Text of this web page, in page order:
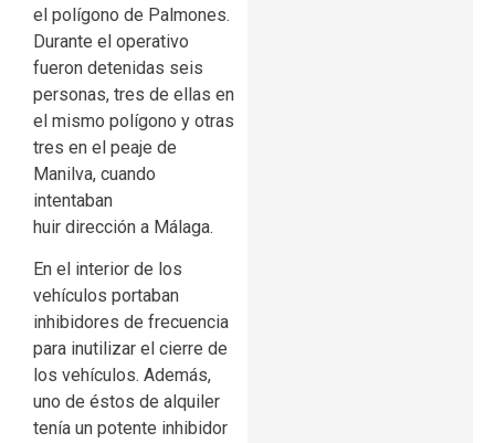
el polígono de Palmones.
Durante el operativo
fueron detenidas seis
personas, tres de ellas en
el mismo polígono y otras
tres en el peaje de
Manilva, cuando
intentaban
huir dirección a Málaga.
En el interior de los
vehículos portaban
inhibidores de frecuencia
para inutilizar el cierre de
los vehículos. Además,
uno de éstos de alquiler
tenía un potente inhibidor